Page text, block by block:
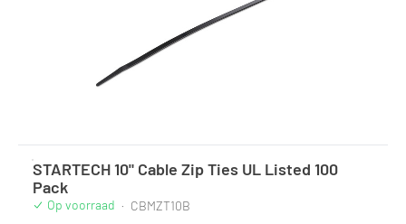
STARTECH 10" Cable Zip Ties UL Listed 100
Pack
Op voorraad · CBMZT10B